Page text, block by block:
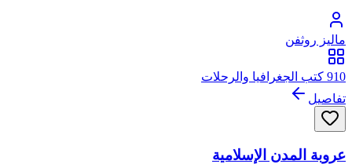
ماليز روثفن
910 كتب الجغرافيا والرحلات
تفاصيل
عروبة المدن الإسلامية